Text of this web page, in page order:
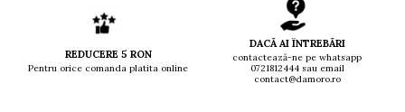
REDUCERE 5 RON
Pentru orice comanda platita online
DACĂ AI ÎNTREBĂRI
contactează-ne pe whatsapp
0721812444 sau email
contact@damoro.ro